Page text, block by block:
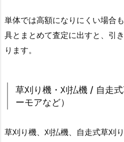
単体では高額になりにくい場合
具とまとめて査定に出すと、引
ります。
草刈り機・刈払機 / 自走
ーモアなど）
草刈り機、刈払機、自走式草刈